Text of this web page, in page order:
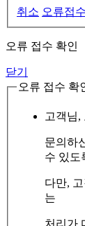
취소 오류접수
오류 접수 확인
닫기
오류 접수 확
고객님,
문의하
수 있도
다만,
는